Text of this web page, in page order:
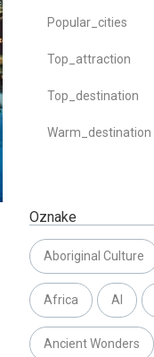
Popular_cities
Top_attraction
Top_destination
Warm_destination
Oznake
Aboriginal Culture
Africa AI
Ancient Wonders